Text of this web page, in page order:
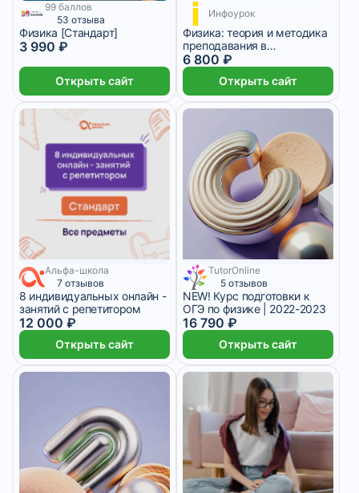
99 баллов
53 отзыва
Физика [Стандарт]
3 990 ₽
Открыть сайт
1 700 ₽/мес
Инфоурок
Физика: теория и методика
преподавания в
образовательной
организации
6 800 ₽
Открыть сайт
Альфа-школа
7 отзывов
8 индивидуальных онлайн -
занятий с репетитором
12 000 ₽
Открыть сайт
7 месяцев
TutorOnline
5 отзывов
NEW! Курс подготовки к
ОГЭ по физике | 2022-2023
16 790 ₽
Открыть сайт